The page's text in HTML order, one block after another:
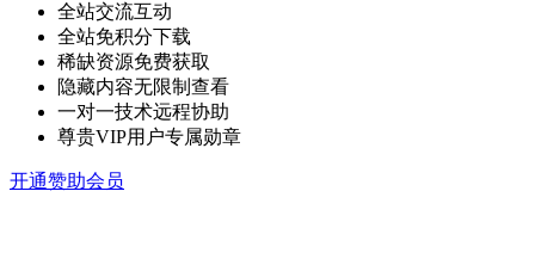
全站交流互动
全站免积分下载
稀缺资源免费获取
隐藏内容无限制查看
一对一技术远程协助
尊贵VIP用户专属勋章
开通赞助会员